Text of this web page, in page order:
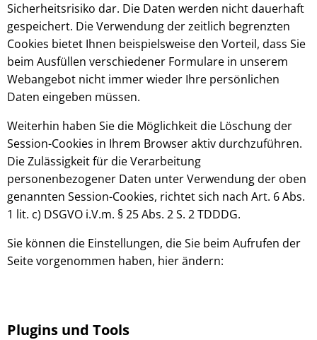
Sicherheitsrisiko dar. Die Daten werden nicht dauerhaft
gespeichert. Die Verwendung der zeitlich begrenzten
Cookies bietet Ihnen beispielsweise den Vorteil, dass Sie
beim Ausfüllen verschiedener Formulare in unserem
Webangebot nicht immer wieder Ihre persönlichen
Daten eingeben müssen.
Weiterhin haben Sie die Möglichkeit die Löschung der
Session-Cookies in Ihrem Browser aktiv durchzuführen.
Die Zulässigkeit für die Verarbeitung
personenbezogener Daten unter Verwendung der oben
genannten Session-Cookies, richtet sich nach Art. 6 Abs.
1 lit. c) DSGVO i.V.m. § 25 Abs. 2 S. 2 TDDDG.
Sie können die Einstellungen, die Sie beim Aufrufen der
Seite vorgenommen haben, hier ändern:
Plugins und Tools